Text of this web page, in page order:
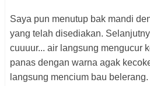
Saya pun menutup bak mandi
yang telah disediakan.
cuuuur... air langsung mengucur
panas dengan warna agak
langsung mencium bau belerang.